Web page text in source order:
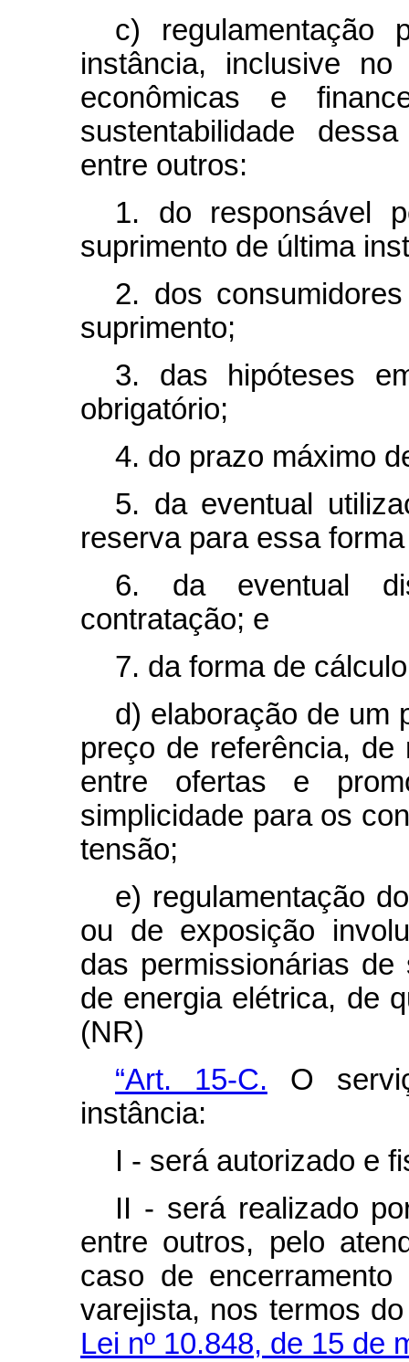
c) regulamentação
instância, inclusive
econômicas e
sustentabilidade
entre outros:
1. do responsável
suprimento de última
2. dos
suprimento;
3. das hipóteses
obrigatório;
4. do prazo máximo
5. da eventual
reserva para essa
6. da eventual
contratação; e
7. da forma de
d) elaboração de um
preço de referência,
entre ofertas e
simplicidade para os
tensão;
e) regulamentação
ou de exposição
das permissionárias
de energia elétrica, de
(NR)
“Art. 15-C. O
instância:
I - será autorizado e
II - será realizado
entre outros, pelo
caso de
varejista, nos termos
Lei nº 10.848, de 15 de